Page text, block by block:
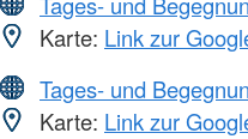
Karte: Link zur
Tages- und
Karte: Link zur